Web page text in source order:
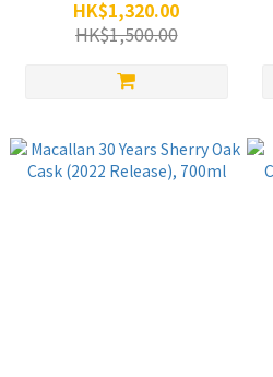
HK$1,320.00
HK$1,500.00